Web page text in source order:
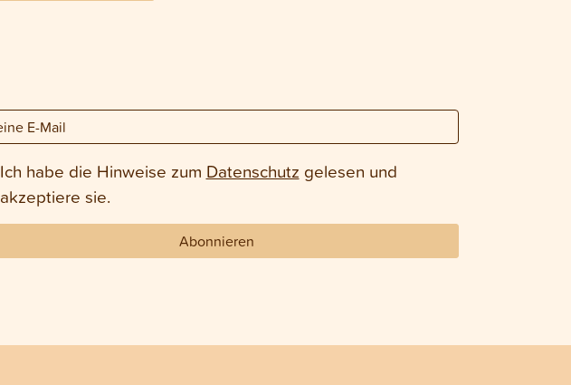
Ich habe die Hinweise zum Datenschutz gelesen und
akzeptiere sie.
Abonnieren